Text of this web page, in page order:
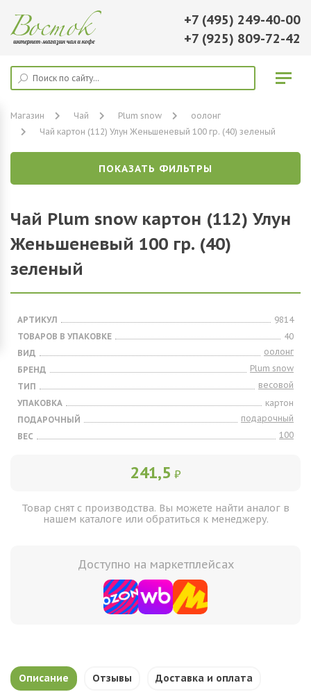
+7 (495) 249-40-00
+7 (925) 809-72-42
Магазин Чай Plum snow
оолонг
Чай картон (112) Улун Женьшеневый 100 гр. (40) зеленый
ПОКАЗАТЬ ФИЛЬТРЫ
Чай Plum snow картон (112) Улун
Женьшеневый 100 гр. (40)
зеленый
АРТИКУЛ
9814
ТОВАРОВ В УПАКОВКЕ
40
ВИД
оолонг
БРЕНД
Plum snow
ТИП
весовой
УПАКОВКА
картон
ПОДАРОЧНЫЙ
подарочный
ВЕС
100
241,5 ₽
Товар снят с производства. Вы можете найти аналог в
нашем каталоге или обратиться к менеджеру.
Доступно на маркетплейсах
Описание Отзывы Доставка и оплата